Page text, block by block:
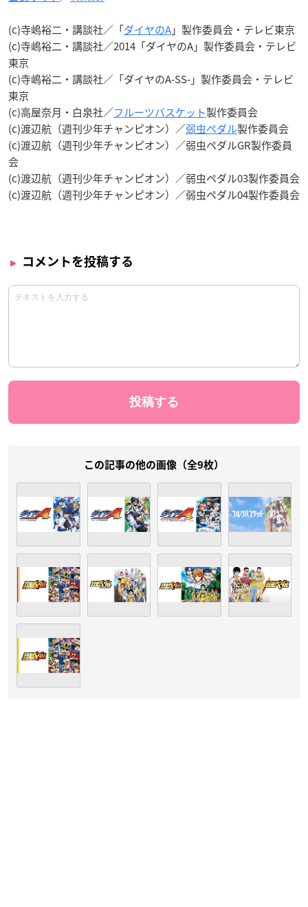
(c)寺嶋裕二・講談社／「ダイヤのA」製作委員会・テレビ東京
(c)寺嶋裕二・講談社／2014「ダイヤのA」製作委員会・テレビ
東京
(c)寺嶋裕二・講談社／「ダイヤのA‐SS‐」製作委員会・テレビ
東京
(c)高屋奈月・白泉社／フルーツバスケット製作委員会
(c)渡辺航（週刊少年チャンピオン）／弱虫ペダル製作委員会
(c)渡辺航（週刊少年チャンピオン）／弱虫ペダルGR製作委員
会
(c)渡辺航（週刊少年チャンピオン）／弱虫ペダル03製作委員会
(c)渡辺航（週刊少年チャンピオン）／弱虫ペダル04製作委員会
コメントを投稿する
この記事の他の画像（全9枚）